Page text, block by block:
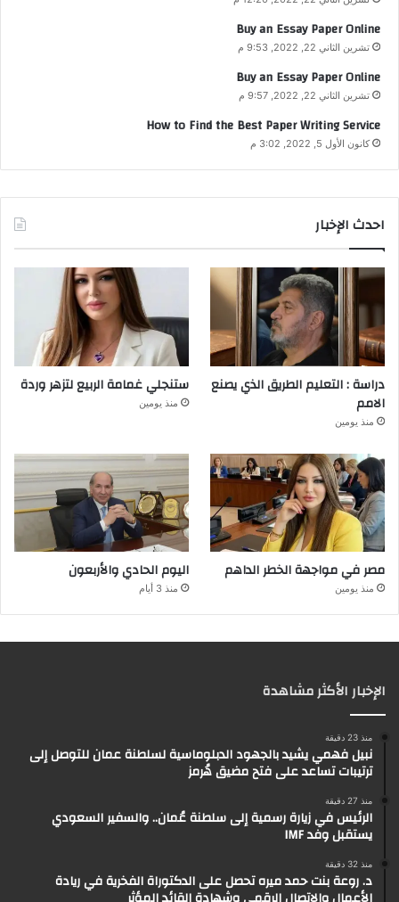
Buy an Essay Paper Online
تشرين الثاني 22, 2022, 9:53 م
Buy an Essay Paper Online
تشرين الثاني 22, 2022, 9:57 م
How to Find the Best Paper Writing Service
كانون الأول 5, 2022, 3:02 م
احدث الإخبار
دراسة : التعليم الطريق الذي يصنع
الامم
منذ يومين
ستنجلي غمامة الربيع لتزهر وردة
منذ يومين
مصر في مواجهة الخطر الداهم
منذ يومين
اليوم الحادي والأربعون
منذ 3 أيام
الإخبار الأكثر مشاهدة
منذ 23 دقيقة
نبيل فهمي يشيد بالجهود الدبلوماسية لسلطنة عمان للتوصل إلى
ترتيبات تساعد على فتح مضيق هُرمز
منذ 27 دقيقة
الرئيس في زيارة رسمية إلى سلطنة عُمان.. والسفير السعودي
يستقبل وفد IMF
منذ 32 دقيقة
د. روعة بنت حمد ميره تحصل على الدكتوراة الفخرية في ريادة